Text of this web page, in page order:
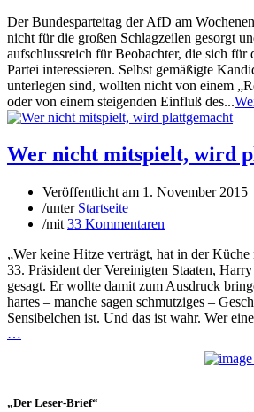
Der Bundesparteitag der AfD am
nicht für die großen Schlagzeilen gesorgt
aufschlussreich für Beobachter, die sich für
Partei interessieren. Selbst gemäßigte
unterlegen sind, wollten nicht von einem
oder von einem steigenden Einfluß des...
Wer nicht mitspielt, wird
Veröffentlicht am 1. November 2015
/unter Startseite
/mit 33 Kommentaren
„Wer keine Hitze verträgt, hat in der Küche
33. Präsident der Vereinigten Staaten,
gesagt. Er wollte damit zum Ausdruck
hartes – manche sagen schmutziges –
Sensibelchen ist. Und das ist wahr. Wer
…
„Der Leser-Brief“